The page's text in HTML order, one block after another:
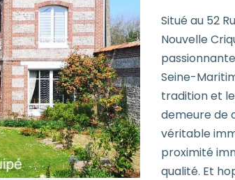
Situé au 52
Nouvelle
Seine-
tradition et
demeure de
véritable
proximité
qualité. Et